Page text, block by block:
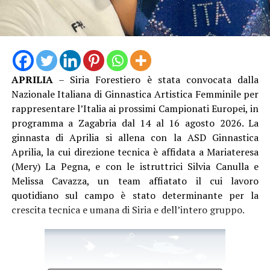
APRILIA– Siria Forestiero è stata convocata dalla
Nazionale Italiana di Ginnastica Artistica Femminile per
rappresentare l’Italia ai prossimi Campionati Europei, in
programma a Zagabria dal 14 al 16 agosto 2026. La
ginnasta di Aprilia si allena con la ASD Ginnastica
Aprilia, la cui direzione tecnica è affidata a Mariateresa
(Mery) La Pegna, e con le istruttrici Silvia Canulla e
Melissa Cavazza, un team affiatato il cui lavoro
quotidiano sul campo è stato determinante per la
crescita tecnica e umana di Siria e dell’intero gruppo.